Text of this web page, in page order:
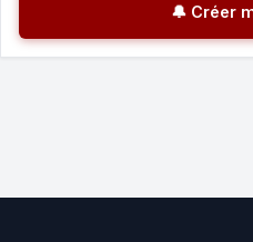
🔔 Créer